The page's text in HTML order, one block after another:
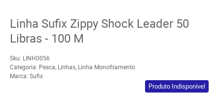
Linha Sufix Zippy Shock Leader 50
Libras - 100 M
Sku: LINH0056
Categoria: Pesca, Linhas, Linha Monofilamento
Marca: Sufix
Produto Indisponível